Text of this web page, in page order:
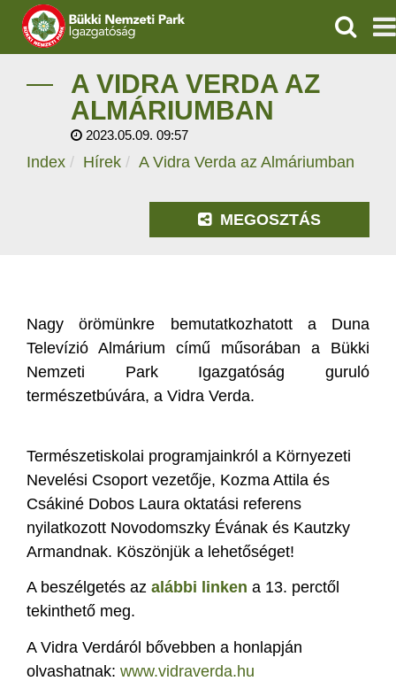
IGAZGATÓSÁG
TERMÉSZETVÉDELEM
VÍZVÉDELEM
KAPCSOLAT
A VIDRA VERDA AZ
ALMÁRIUMBAN
2023.05.09. 09:57
Index Hírek A Vidra Verda az Almáriumban
MEGOSZTÁS
Nagy örömünkre bemutatkozhatott a Duna
Televízió Almárium című műsorában a Bükki
Nemzeti Park Igazgatóság guruló
természetbúvára, a Vidra Verda.
Természetiskolai programjainkról a Környezeti
Nevelési Csoport vezetője, Kozma Attila és
Csákiné Dobos Laura oktatási referens
nyilatkozott Novodomszky Évának és Kautzky
Armandnak. Köszönjük a lehetőséget!
A beszélgetés az alábbi linken a 13. perctől
tekinthető meg.
A Vidra Verdáról bővebben a honlapján
olvashatnak: www.vidraverda.hu